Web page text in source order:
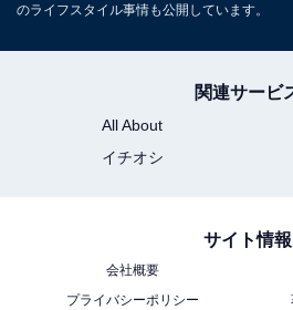
・
ローソン、税込216円の「ウイン
発売！ おかずはウインナーだけ！
【Twitterで話題】このお値段で
わい進化「ブラックサンダー至福
のライフスタイル事情も公開しています。
関連サービ
All About
イチオシ
サイト情報
会社概要
プライバシーポリシー